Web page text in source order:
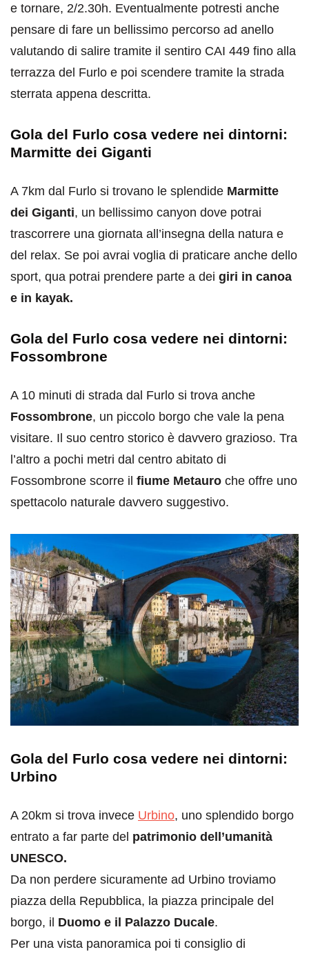
e tornare, 2/2.30h. Eventualmente potresti anche
pensare di fare un bellissimo percorso ad anello
valutando di salire tramite il sentiro CAI 449 fino alla
terrazza del Furlo e poi scendere tramite la strada
sterrata appena descritta.
Gola del Furlo cosa vedere nei dintorni:
Marmitte dei Giganti
A 7km dal Furlo si trovano le splendide Marmitte
dei Giganti, un bellissimo canyon dove potrai
trascorrere una giornata all’insegna della natura e
del relax. Se poi avrai voglia di praticare anche dello
sport, qua potrai prendere parte a dei giri in canoa
e in kayak.
Gola del Furlo cosa vedere nei dintorni:
Fossombrone
A 10 minuti di strada dal Furlo si trova anche
Fossombrone, un piccolo borgo che vale la pena
visitare. Il suo centro storico è davvero grazioso. Tra
l’altro a pochi metri dal centro abitato di
Fossombrone scorre il fiume Metauro che offre uno
spettacolo naturale davvero suggestivo.
Gola del Furlo cosa vedere nei dintorni:
Urbino
A 20km si trova invece Urbino, uno splendido borgo
entrato a far parte del patrimonio dell’umanità
UNESCO.
Da non perdere sicuramente ad Urbino troviamo
piazza della Repubblica, la piazza principale del
borgo, il Duomo e il Palazzo Ducale.
Per una vista panoramica poi ti consiglio di